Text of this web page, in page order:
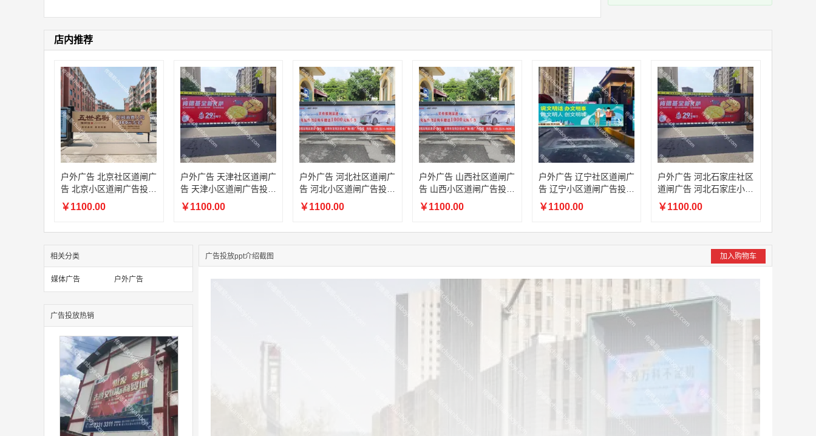
04:16:44 181****0078 联系了该媒体所在商家
02:32:27 176****3456
联系了该媒体所在商家
04:09:07 182****6963 联系了该媒体所在商家
11:44:28 130****3379 联系了该媒体所在商家
08:36:41 191****0991 联系了该媒体所在商家
05:24:34 186****8762 联系了该媒体所在商家
05:26:28
139****8472
联系了该媒体所在商家
02:28:16 183****1249 联系了该媒体所在商家
05:13:40 159****9700 联系了该媒体所在商家
08:52:47 155****6115 联系了该媒体所在商家
03:27:46 181****7631
联系了该媒体所在商家
03:20:56 156****3374 联系了该媒体所在商家
店内推荐
户外广告 北京社区道闸广
告 北京小区道闸广告投放
价格
￥1100.00
户外广告 天津社区道闸广
告 天津小区道闸广告投放
价格
￥1100.00
户外广告 河北社区道闸广
告 河北小区道闸广告投放
价格
￥1100.00
户外广告 山西社区道闸广
告 山西小区道闸广告投放
价格
￥1100.00
户外广告 辽宁社区道闸广
告 辽宁小区道闸广告投放
价格
￥1100.00
户外广告 河北石家庄社区
道闸广告 河北石家庄小区
道闸广告投放价格
￥1100.00
相关分类
媒体广告 户外广告
广告投放热销
广告投放ppt介绍截图 加入购物车